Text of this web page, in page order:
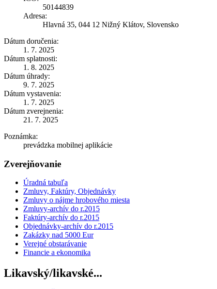
50144839
Adresa:
Hlavná 35, 044 12 Nižný Klátov, Slovensko
Dátum doručenia:
1. 7. 2025
Dátum splatnosti:
1. 8. 2025
Dátum úhrady:
9. 7. 2025
Dátum vystavenia:
1. 7. 2025
Dátum zverejnenia:
21. 7. 2025
Poznámka:
prevádzka mobilnej aplikácie
Zverejňovanie
Úradná tabuľa
Zmluvy, Faktúry, Objednávky
Zmluvy o nájme hrobového miesta
Zmluvy-archív do r.2015
Faktúry-archív do r.2015
Objednávky-archív do r.2015
Zakázky nad 5000 Eur
Verejné obstarávanie
Financie a ekonomika
Likavský/likavské...